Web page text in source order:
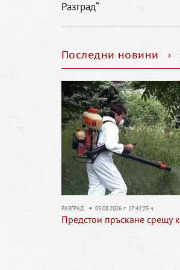
Разград“
Последни новини ›
05.08.2026 г. 17:42:25 ч.
Предстои пръскане срещу комари